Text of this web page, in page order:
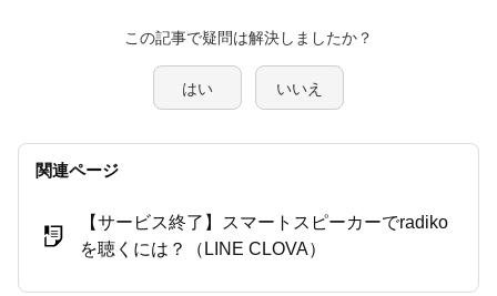
この記事で疑問は解決しましたか？
はい いいえ
関連ページ
【サービス終了】スマートスピーカーでradiko
を聴くには？（LINE CLOVA）